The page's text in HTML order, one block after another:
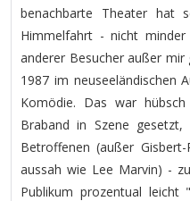
benachbarte Theater
Himmelfahrt - nicht
anderer Besucher außer
1987 im neuseeländischen
Komödie. Das war
Braband in Szene
Betroffenen (außer
aussah wie Lee Marvin) -
Publikum prozentual leicht